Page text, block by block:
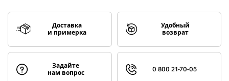
Доставка
и примерка
Удобный
возврат
Задайте
нам вопрос
0 800 21-70-05